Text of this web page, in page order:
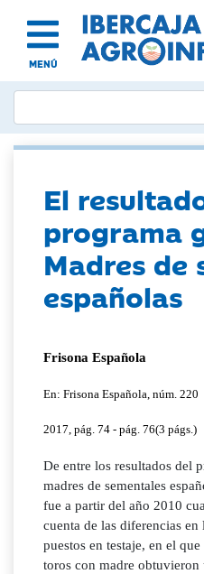
MENÚ
El
programa
Madres de
españolas
Frisona Española
En: Frisona Española, núm. 220
2017, pág. 74 - pág. 76(3 págs.)
De entre los resultados del
madres de sementales
fue a partir del año 2010
cuenta de las diferencias en
puestos en testaje, en el
toros con madre